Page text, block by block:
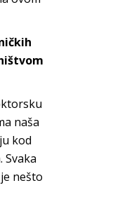
naša
kod
Svaka
nešto